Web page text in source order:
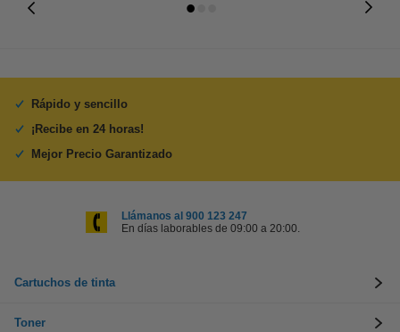
Rápido y sencillo
¡Recibe en 24 horas!
Mejor Precio Garantizado
Llámanos al 900 123 247
En días laborables de 09:00 a 20:00.
Cartuchos de tinta
Toner